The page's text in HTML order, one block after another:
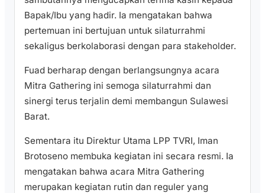
Bapak/Ibu yang hadir. Ia mengatakan bahwa
pertemuan ini bertujuan untuk silaturrahmi
sekaligus berkolaborasi dengan para stakeholder.
Fuad berharap dengan berlangsungnya acara
Mitra Gathering ini semoga silaturrahmi dan
sinergi terus terjalin demi membangun Sulawesi
Barat.
Sementara itu Direktur Utama LPP TVRI, Iman
Brotoseno membuka kegiatan ini secara resmi. Ia
mengatakan bahwa acara Mitra Gathering
merupakan kegiatan rutin dan reguler yang